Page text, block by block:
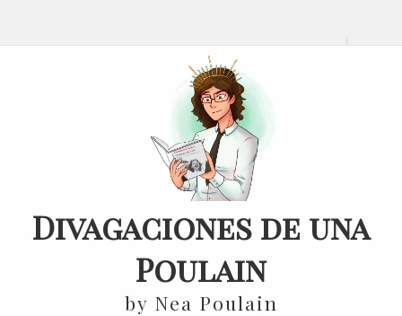
Divagaciones de una
Poulain
by Nea Poulain